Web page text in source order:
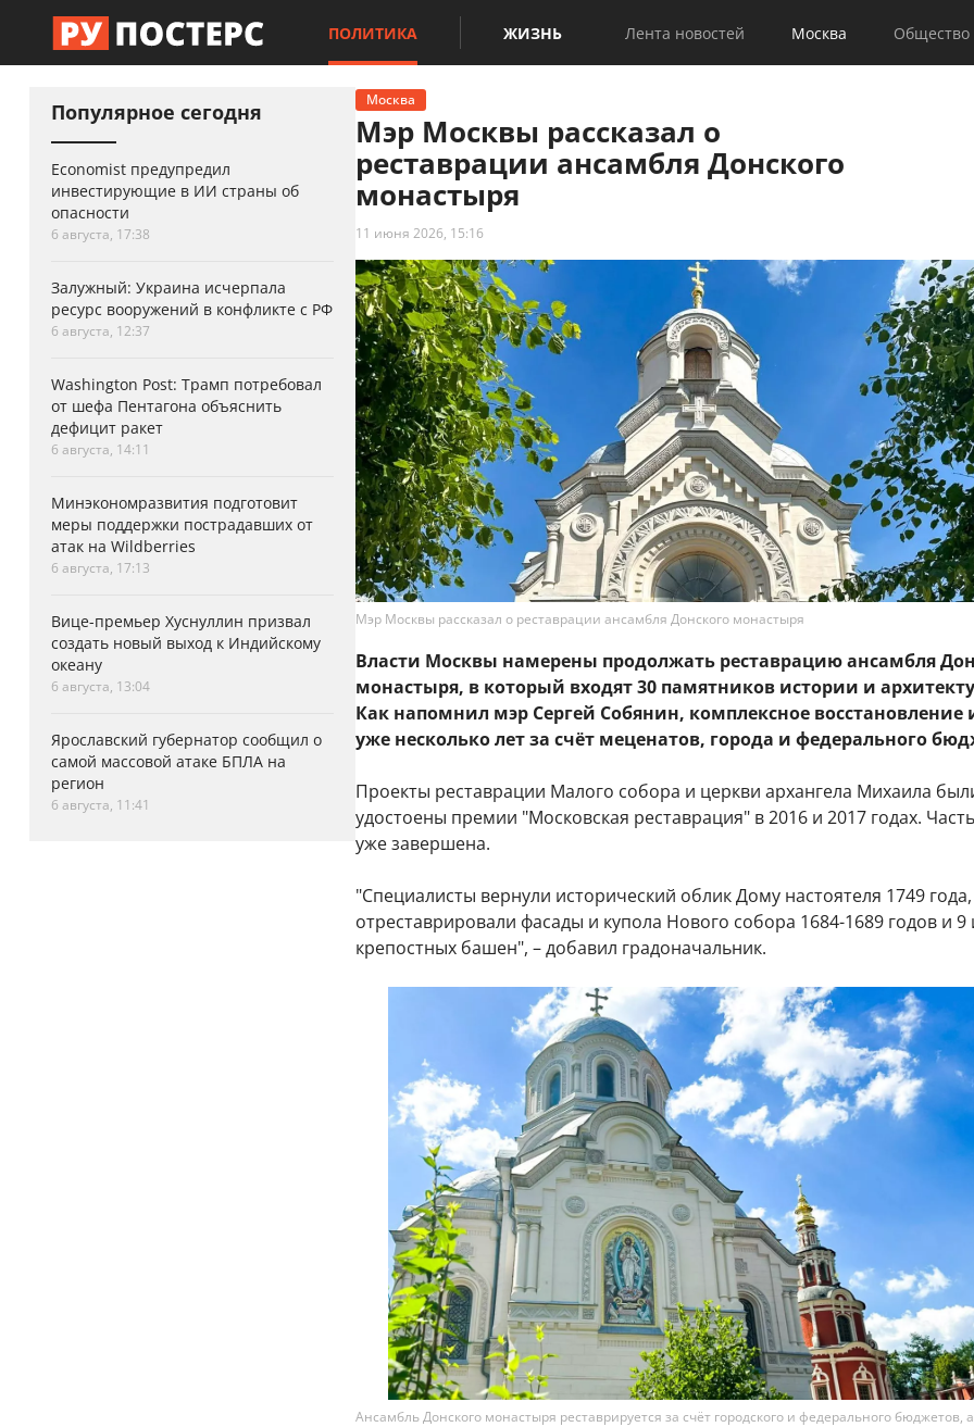
ПОЛИТИКА ЖИЗНЬ Лента новостей Москва Общество
Популярное сегодня
Economist предупредил
инвестирующие в ИИ страны об
опасности
6 августа, 17:38
Залужный: Украина исчерпала
ресурс вооружений в конфликте с РФ
6 августа, 12:37
Washington Post: Трамп потребовал
от шефа Пентагона объяснить
дефицит ракет
6 августа, 14:11
Минэкономразвития подготовит
меры поддержки пострадавших от
атак на Wildberries
6 августа, 17:13
Вице-премьер Хуснуллин призвал
создать новый выход к Индийскому
океану
6 августа, 13:04
Ярославский губернатор сообщил о
самой массовой атаке БПЛА на
регион
6 августа, 11:41
Москва
Мэр Москвы рассказал о
реставрации ансамбля Донского
монастыря
11 июня 2026, 15:16
Мэр Москвы рассказал о реставрации ансамбля Донского монастыря
Власти Москвы намерены продолжать реставрацию ансамбля
монастыря, в который входят 30 памятников истории и
Как напомнил мэр Сергей Собянин, комплексное восстановление
уже несколько лет за счёт меценатов, города и федерального
Проекты реставрации Малого собора и церкви архангела Михаила
удостоены премии "Московская реставрация" в 2016 и 2017 годах.
уже завершена.
"Специалисты вернули исторический облик Дому настоятеля 1749 года,
отреставрировали фасады и купола Нового собора 1684-1689 годов и 9
крепостных башен", – добавил градоначальник.
Ансамбль Донского монастыря реставрируется за счёт городского и федерального бюджетов,